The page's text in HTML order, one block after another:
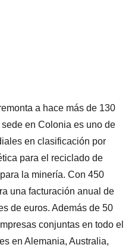
a hace más de 130
en Colonia es uno de
en clasificación por
para el reciclado de
la minería. Con 450
una facturación anual de
de euros. Además de 50
conjuntas en todo el
en Alemania, Australia,